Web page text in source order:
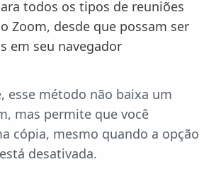
todos os tipos de reuniões
Zoom, desde que possam ser
em seu navegador
esse método não baixa um
mas permite que você
cópia, mesmo quando a opção
desativada.